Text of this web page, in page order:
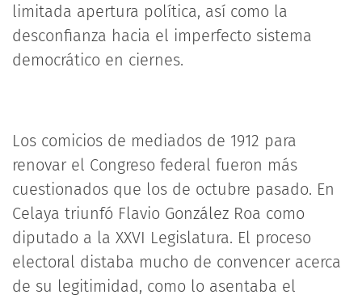
limitada apertura política, así como la
desconfianza hacia el imperfecto sistema
democrático en ciernes.
Los comicios de mediados de 1912 para
renovar el Congreso federal fueron más
cuestionados que los de octubre pasado. En
Celaya triunfó Flavio González Roa como
diputado a la XXVI Legislatura. El proceso
electoral distaba mucho de convencer acerca
de su legitimidad, como lo asentaba el